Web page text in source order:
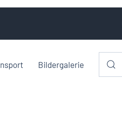
Bildergalerie